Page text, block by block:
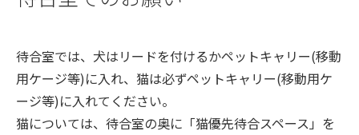
待合室では、犬はリードを付けるかペットキャリー(移動
用ケージ等)に入れ、猫は必ずペットキャリー(移動用ケ
ージ等)に入れてください。
猫については、待合室の奥に「猫優先待合スペース」を